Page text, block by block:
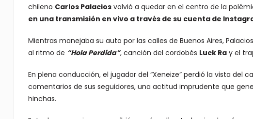
chileno Carlos Palaciosvolvió a quedar en el centro de la
en una transmisión en vivo a través de su cuenta de
Mientras manejaba su auto por las calles de Buenos Aires,
al ritmo de “Hola Perdida”, canción del cordobés Luck Ray el
En plena conducción, el jugador del “Xeneize” perdió la vista del
comentarios de sus seguidores, una actitud imprudente que
hinchas.